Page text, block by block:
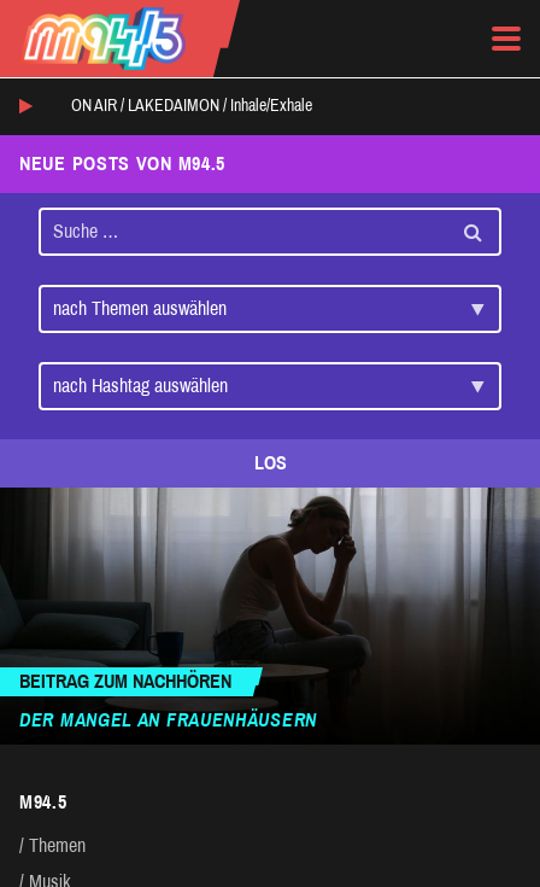
ON AIR / LAKEDAIMON / Inhale/Exhale
NEUE POSTS VON M94.5
LOS
BEITRAG ZUM NACHHÖREN
DER MANGEL AN FRAUENHÄUSERN
M94.5
Themen
Musik